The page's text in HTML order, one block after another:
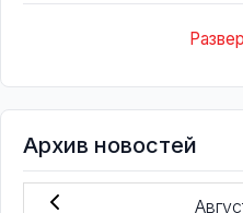
Архив новостей